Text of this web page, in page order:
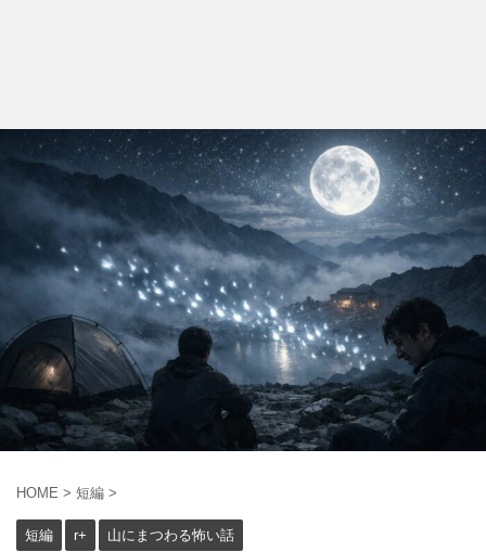
HOME > 短編 >
短編 r+ 山にまつわる怖い話